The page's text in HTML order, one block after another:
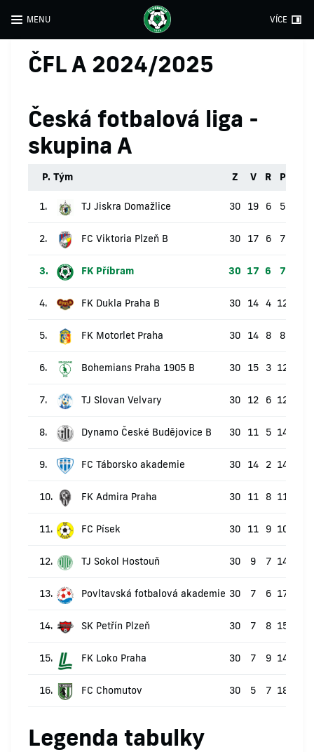
MENU VÍCE
ČFL A 2024/2025
Česká fotbalová liga -
skupina A
P. Tým Z V R P
1. TJ Jiskra Domažlice 30 19 6 5
2. FC Viktoria Plzeň B 30 17 6 7
3. FK Příbram 30 17 6 7
4. FK Dukla Praha B 30 14 4 12
5. FK Motorlet Praha 30 14 8 8
6. Bohemians Praha 1905 B 30 15 3 12
7. TJ Slovan Velvary 30 12 6 12
8. Dynamo České Budějovice B 30 11 5 14
9. FC Táborsko akademie 30 14 2 14
10. FK Admira Praha 30 11 8 11
11. FC Písek 30 11 9 10
12. TJ Sokol Hostouň 30 9 7 14
13. Povltavská fotbalová akademie 30 7 6 17
14. SK Petřín Plzeň 30 7 8 15
15. FK Loko Praha 30 7 9 14
16. FC Chomutov 30 5 7 18
Legenda tabulky